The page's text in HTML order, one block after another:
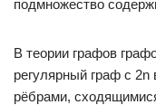
подмножество
В теории графов
регулярный граф с
рёбрами,